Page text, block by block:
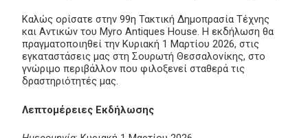
Καλώς ορίσατε στην 99η Τακτική Δημοπρασία Τέχνης
και Αντικών του Myro Antiques House. Η εκδήλωση θα
πραγματοποιηθεί την Κυριακή 1 Μαρτίου 2026, στις
εγκαταστάσεις μας στη Σουρωτή Θεσσαλονίκης, στο
γνώριμο περιβάλλον που φιλοξενεί σταθερά τις
δραστηριότητές μας.
Λεπτομέρειες Εκδήλωσης